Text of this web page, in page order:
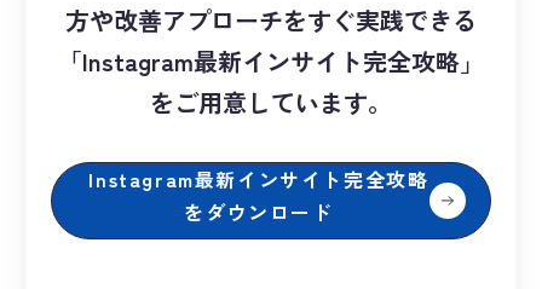
方や改善アプローチをすぐ実践できる
「Instagram最新インサイト完全攻略」
をご用意しています。
Instagram最新インサイト完全攻略
をダウンロード